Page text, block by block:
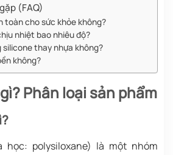
(FAQ)
toàn cho sức khỏe không?
nhiệt bao nhiêu độ?
silicone thay nhựa không?
không?
Phân loại sản phẩm
học: polysiloxane) là một nhóm